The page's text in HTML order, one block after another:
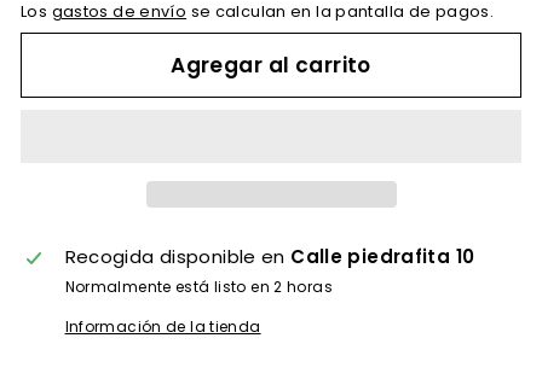
Los gastos de envío se calculan en la pantalla de pagos.
Agregar al carrito
Recogida disponible en Calle piedrafita 10
Normalmente está listo en 2 horas
Información de la tienda